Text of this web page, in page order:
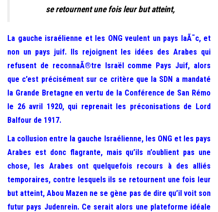
se retournent une fois leur but atteint,
La gauche israélienne et les ONG veulent un pays laÃ¯c, et
non un pays juif. Ils rejoignent les idées des Arabes qui
refusent de reconnaÃ®tre Israël comme Pays Juif, alors
que c’est précisément sur ce critère que la SDN a mandaté
la Grande Bretagne en vertu de la Conférence de San Rémo
le 26 avril 1920, qui reprenait les préconisations de Lord
Balfour de 1917.
La collusion entre la gauche Israélienne, les ONG et les pays
Arabes est donc flagrante, mais qu’ils n’oublient pas une
chose, les Arabes ont quelquefois recours à des alliés
temporaires, contre lesquels ils se retournent une fois leur
but atteint, Abou Mazen ne se gène pas de dire qu’il voit son
futur pays Judenrein. Ce serait alors une plateforme idéale